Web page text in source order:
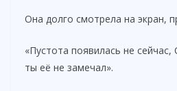
Она долго смотрела на экран,
«Пустота появилась не
ты её не замечал».